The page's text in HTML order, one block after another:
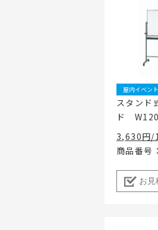
屋内イベン
スタンド
ド
3,630円/
商品番号
お見